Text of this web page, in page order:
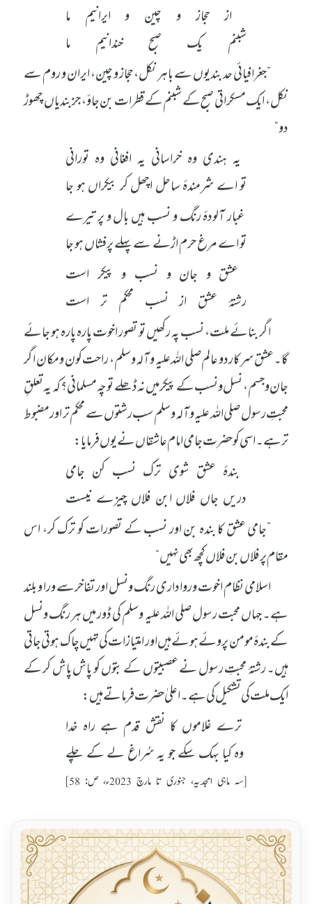
از حجاز و چین و ایرانیم ما
شبنم یک صبح خندانیم ما
”جغرافیائی حد بندیوں سے باہر نکل، حجاز و چین، ایران و روم سے
نکل، ایک مسکراتی صبح کے شبنم کے قطرات بن جاؤ، جز بندیاں چھوڑ
دو“
یہ ہندی وہ خراسانی یہ افغانی وہ تورانی
تو اے شرمندۂ ساحل اچھل کر بیکراں ہو جا
غبار آلودۂ رنگ و نسب ہیں بال و پر تیرے
تو اے مرغ حرم اڑنے سے پہلے پرفشاں ہو جا
عشق و جان و نسب و پیکر است
رشتۂ عشق از نسب محکم تر است
اگر بنائے ملت، نسب پہ رکھیں تو تصور اخوت پارہ پارہ ہو جائے
گا۔ عشق سرکار دو عالم صلی اللہ علیہ وآلہ وسلم، راحت کون و مکان اگر
جان و جسم، نسل و نسب کے پیکر میں نہ ڈھلے تو چہ مسلمانی؟ کہ یہ تعلقِ
محبتِ رسول صلی اللہ علیہ وآلہ وسلم سب رشتوں سے محکم تر اور مضبوط
تر ہے۔ اسی کو حضرت جامی امام عاشقاں نے یوں فرمایا:
بندۂ عشق شوی ترک نسب کن جامی
دریں جاں فلاں ابن فلاں چیزے نیست
”جامی عشق کا بندہ بن اور نسب کے تصورات کو ترک کر، اس
مقام پر فلاں بن فلاں کچھ بھی نہیں“
اسلامی نظام اخوت و رواداری رنگ ونسل اور تفاخر سے ورا و بلند
ہے۔ جہاں محبت رسول صلی اللہ علیہ وسلم کی ڈور میں ہر رنگ ونسل
کے بندۂ مومن پروئے ہوئے ہیں اور امتیازات کی تہیں چاک ہوتی جاتی
ہیں۔ رشتۂ محبتِ رسول نے عصبیتوں کے بتوں کو پاش پاش کر کے
ایک ملت کی تشکیل کی ہے۔ اعلیٰ حضرت فرماتے ہیں:
ترے غلاموں کا نقش قدم ہے راہ خدا
وہ کیا بہک سکے جو یہ سُراغ لے کے چلے
[سہ ماہی امجدیہ، جنوری تا مارچ 2023ء، ص: 58]